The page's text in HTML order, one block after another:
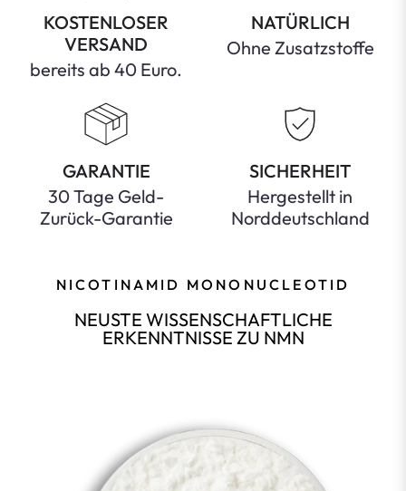
KOSTENLOSER
VERSAND
bereits ab 40 Euro.
NATÜRLICH
Ohne Zusatzstoffe
GARANTIE
30 Tage Geld-
Zurück-Garantie
SICHERHEIT
Hergestellt in
Norddeutschland
NICOTINAMID MONONUCLEOTID
NEUSTE WISSENSCHAFTLICHE
ERKENNTNISSE ZU NMN